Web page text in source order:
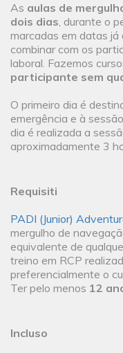
As aulas de
dois dias, durante o
marcadas em datas já
combinar com os
laboral. Fazemos
participante sem
O primeiro dia é
emergência e à
dia é realizada a
aproximadamente 3
Requisiti
PADI (Junior)
mergulho de
equivalente de
treino em RCP
preferencialmente o
Ter pelo menos 12
Incluso